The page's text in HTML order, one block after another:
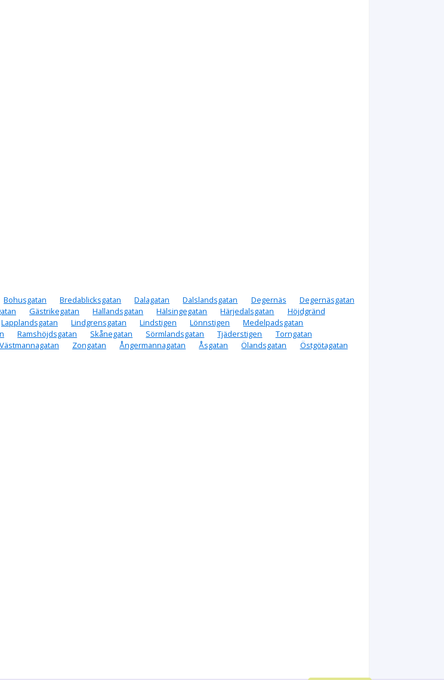
Bohusgatan Bredablicksgatan Dalagatan Dalslandsgatan Degernäs
Degernäsgatan
Gästrikegatan Hallandsgatan Hälsingegatan Härjedalsgatan
Höjdgränd
Lapplandsgatan Lindgrensgatan Lindstigen Lönnstigen
Medelpadsgatan
Ramshöjdsgatan Skånegatan Sörmlandsgatan Tjäderstigen
Torngatan
Västmannagatan Zongatan Ångermannagatan Åsgatan Ölandsgatan Östgötagatan